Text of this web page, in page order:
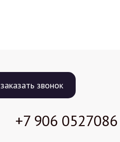
заказать звонок
+7 906 0527086